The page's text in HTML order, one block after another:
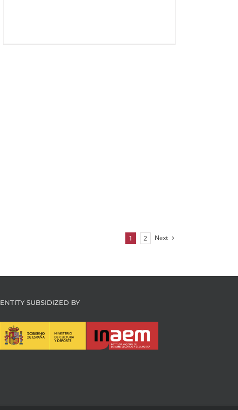
1 2 Next
ENTITY SUBSIDIZED BY